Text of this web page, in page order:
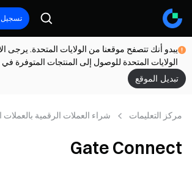
يبدو أنك تتصفح موقعنا من الولايات المتحدة. يرجى
الولايات المتحدة للوصول إلى المنتجات المتوفرة
تبديل الموقع
مركز التعلیمات شراء العملات الرقمية بالعملات
Gate Connect